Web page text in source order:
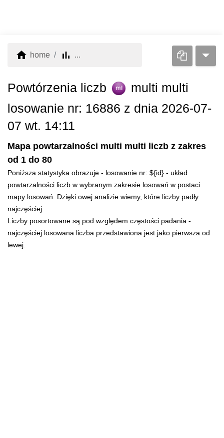
home home bar_chart ...
Powtórzenia liczb ml
multi multi
losowanie nr: 16886 z dnia 2026-07-
07 wt. 14:11
Mapa powtarzalności multi multi liczb z zakres
od 1 do 80
Poniższa statystyka obrazuje - losowanie nr: ${id} - układ
powtarzalności liczb w wybranym zakresie losowań w postaci
mapy losowań. Dzięki owej analizie wiemy, które liczby padły
najczęściej.
Liczby posortowane są pod względem częstości padania -
najczęściej losowana liczba przedstawiona jest jako pierwsza od
lewej.